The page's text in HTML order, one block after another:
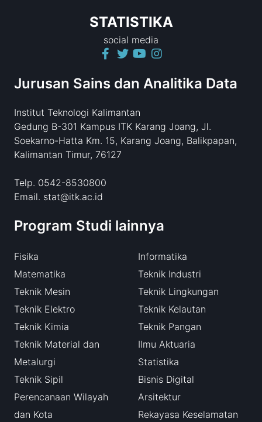
STATISTIKA
social media
Jurusan Sains dan Analitika Data
Institut Teknologi Kalimantan
Gedung B-301 Kampus ITK Karang Joang, Jl.
Soekarno-Hatta Km. 15, Karang Joang, Balikpapan,
Kalimantan Timur, 76127
Telp. 0542-8530800
Email. stat@itk.ac.id
Program Studi lainnya
Fisika
Matematika
Teknik Mesin
Teknik Elektro
Teknik Kimia
Teknik Material dan
Metalurgi
Teknik Sipil
Perencanaan Wilayah
dan Kota
Informatika
Teknik Industri
Teknik Lingkungan
Teknik Kelautan
Teknik Pangan
Ilmu Aktuaria
Statistika
Bisnis Digital
Arsitektur
Rekayasa Keselamatan